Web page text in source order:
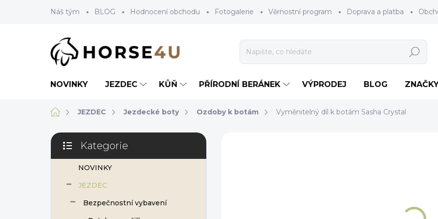
Náš tým BLOG Hodnocení obchodu Fotogalerie Věrnostní program Doprava a platba
Hledat
NOVINKY JEZDEC KŮŇ PŘÍRODNÍ BERÁNEK VÝPRODEJ BLOG
DomůJEZDEC Jezdecké boty Ozdoby k botám Vyměnitelný díl k botám Sasha Crystal
P
s
Přeskočit
kategorie
Kategorie
NOVINKY
JEZDEC
Bezpečnostní vybavení